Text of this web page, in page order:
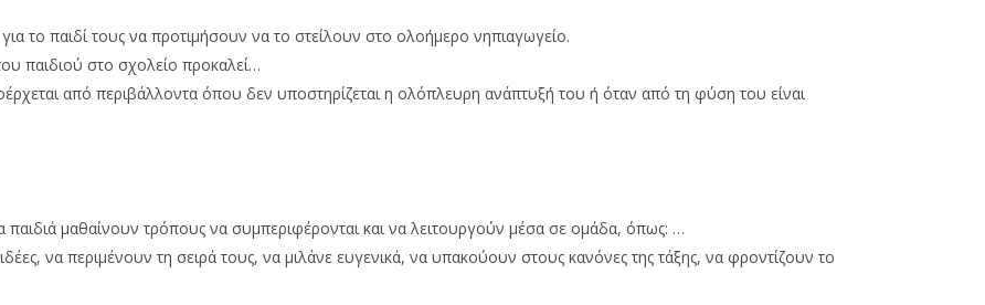
το παιδί τους να προτιμήσουν να το στείλουν στο ολοήμερο νηπιαγωγείο.
παιδιού στο σχολείο προκαλεί…
από περιβάλλοντα όπου δεν υποστηρίζεται η ολόπλευρη ανάπτυξή του ή όταν από τη φύση του είναι
παιδιά μαθαίνουν τρόπους να συμπεριφέρονται και να λειτουργούν μέσα σε ομάδα, όπως: …
να περιμένουν τη σειρά τους, να μιλάνε ευγενικά, να υπακούουν στους κανόνες της τάξης, να φροντίζουν το